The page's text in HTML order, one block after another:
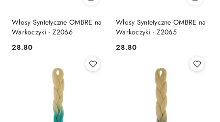
Włosy Syntetyczne OMBRE na
Warkoczyki - Z2066
Cena:
28.80
Włosy Syntetyczne OMBRE na
Warkoczyki - Z2065
Cena:
28.80